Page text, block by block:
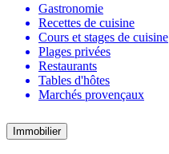
Gastronomie
Recettes de cuisine
Cours et stages de cuisine
Plages privées
Restaurants
Tables d'hôtes
Marchés provençaux
Immobilier